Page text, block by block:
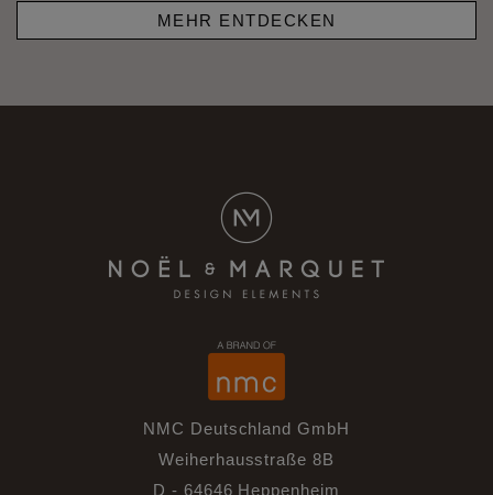
MEHR ENTDECKEN
NMC Deutschland GmbH
Weiherhausstraße 8B
D - 64646 Heppenheim